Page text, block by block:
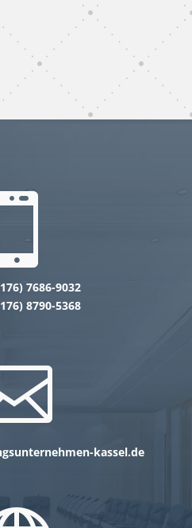
Kassel
Kassel

7686-9032
8790-5368
kassel.de